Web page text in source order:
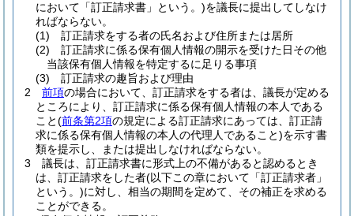
において「訂正請求書」という。)を議長に提出してしなけ
ればならない。
(1)
訂正請求をする者の氏名および住所または居所
(2)
訂正請求に係る保有個人情報の開示を受けた日その他
当該保有個人情報を特定するに足りる事項
(3)
訂正請求の趣旨および理由
2
前項の場合において、訂正請求をする者は、議長が定める
ところにより、訂正請求に係る保有個人情報の本人である
こと(前条第2項の規定による訂正請求にあっては、訂正請
求に係る保有個人情報の本人の代理人であること)を示す書
類を提示し、または提出しなければならない。
3
議長は、訂正請求書に形式上の不備があると認めるとき
は、訂正請求をした者(以下この章において「訂正請求者」
という。)に対し、相当の期間を定めて、その補正を求める
ことができる。